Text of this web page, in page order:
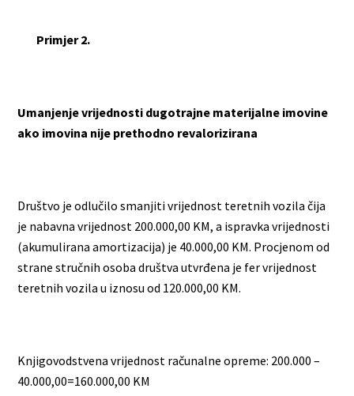
Primjer 2.
Umanjenje vrijednosti dugotrajne materijalne imovine
ako imovina nije prethodno revalorizirana
Društvo je odlučilo smanjiti vrijednost teretnih vozila čija
je nabavna vrijednost 200.000,00 KM, a ispravka vrijednosti
(akumulirana amortizacija) je 40.000,00 KM. Procjenom od
strane stručnih osoba društva utvrđena je fer vrijednost
teretnih vozila u iznosu od 120.000,00 KM.
Knjigovodstvena vrijednost računalne opreme: 200.000 –
40.000,00=160.000,00 KM